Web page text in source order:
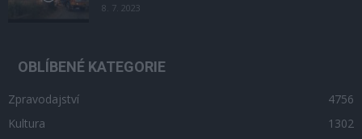
8. 7. 2023
OBLÍBENÉ KATEGORIE
Zpravodajství
4756
Kultura
1302